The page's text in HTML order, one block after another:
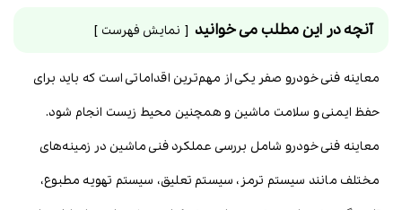
آنچه در این مطلب می خوانید نمایش فهرست
معاینه فنی خودرو صفر یکی از مهم‌ترین اقداماتی است که باید برای
حفظ ایمنی و سلامت ماشین و همچنین محیط زیست انجام شود.
معاینه فنی خودرو شامل بررسی عملکرد فنی ماشین در زمینه‌های
مختلف مانند سیستم ترمز، سیستم تعلیق، سیستم تهویه مطبوع،